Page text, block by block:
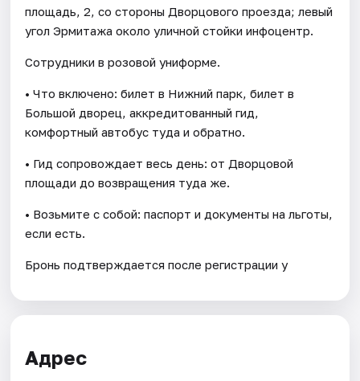
площадь, 2, со стороны Дворцового проезда; левый
угол Эрмитажа около уличной стойки инфоцентр.
Сотрудники в розовой униформе.
• Что включено: билет в Нижний парк, билет в
Большой дворец, аккредитованный гид,
комфортный автобус туда и обратно.
• Гид сопровождает весь день: от Дворцовой
площади до возвращения туда же.
• Возьмите с собой: паспорт и документы на льготы,
если есть.
Бронь подтверждается после регистрации у
Адрес